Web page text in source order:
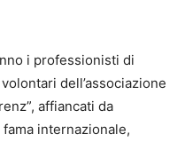
i professionisti di
dell’associazione
affiancati da
internazionale,